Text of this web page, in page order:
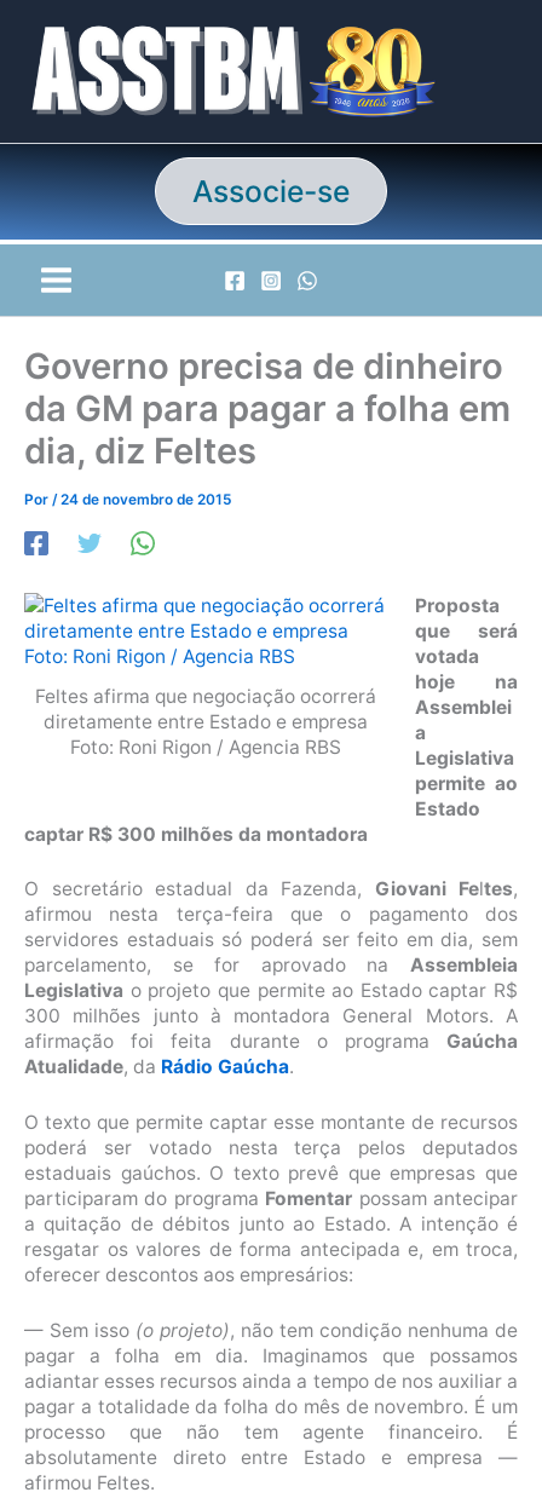
conteúdo
Associe-se
Governo precisa de dinheiro
da GM para pagar a folha em
dia, diz Feltes
Por /24 de novembro de 2015
Feltes afirma que negociação ocorrerá
diretamente entre Estado e empresa
Foto: Roni Rigon / Agencia RBS
Proposta
que será
votada
hoje na
Assemblei
a
Legislativa
permite ao
Estado
captar R$ 300 milhões da montadora
O secretário estadual da Fazenda, Giovani Feltes,
afirmou nesta terça-feira que o pagamento dos
servidores estaduais só poderá ser feito em dia, sem
parcelamento, se for aprovado na Assembleia
Legislativa o projeto que permite ao Estado captar R$
300 milhões junto à montadora General Motors. A
afirmação foi feita durante o programa Gaúcha
Atualidade, da Rádio Gaúcha.
O texto que permite captar esse montante de recursos
poderá ser votado nesta terça pelos deputados
estaduais gaúchos. O texto prevê que empresas que
participaram do programa Fomentar possam antecipar
a quitação de débitos junto ao Estado. A intenção é
resgatar os valores de forma antecipada e, em troca,
oferecer descontos aos empresários:
— Sem isso (o projeto), não tem condição nenhuma de
pagar a folha em dia. Imaginamos que possamos
adiantar esses recursos ainda a tempo de nos auxiliar a
pagar a totalidade da folha do mês de novembro. É um
processo que não tem agente financeiro. É
absolutamente direto entre Estado e empresa —
afirmou Feltes.